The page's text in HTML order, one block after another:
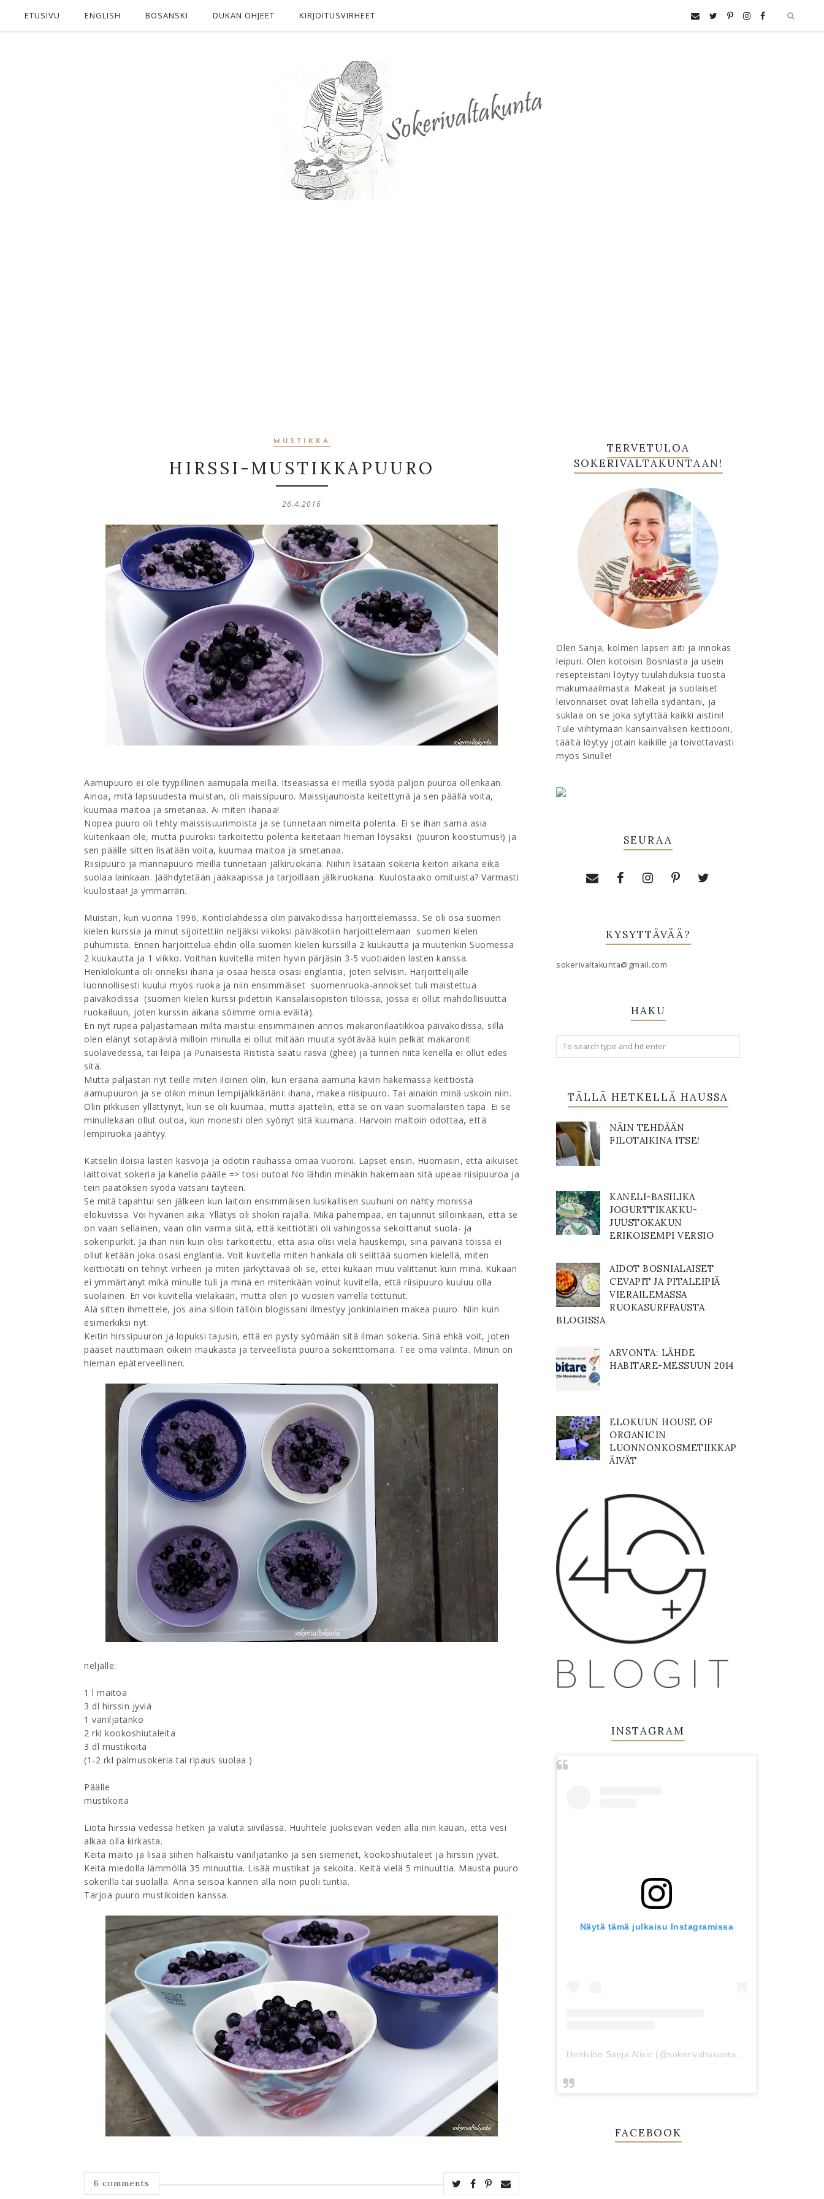
ETUSIVU ENGLISH BOSANSKI DUKAN OHJEET KIRJOITUSVIRHEET
MUSTIKKA
HIRSSI-MUSTIKKAPUURO
26.4.2016
Aamupuuro ei ole tyypillinen aamupala meillä. Itseasiassa ei meillä syödä paljon puuroa ollenkaan.
Ainoa, mitä lapsuudesta muistan, oli maissipuuro. Maissijauhoista keitettynä ja sen päällä voita,
kuumaa maitoa ja smetanaa. Ai miten ihanaa!
Nopea puuro oli tehty maissisuurimoista ja se tunnetaan nimeltä polenta. Ei se ihan sama asia
kuitenkaan ole, mutta puuroksi tarkoitettu polenta keitetään hieman löysäksi (puuron koostumus!) ja
sen päälle sitten lisätään voita, kuumaa maitoa ja smetanaa.
Riisipuuro ja mannapuuro meillä tunnetaan jälkiruokana. Niihin lisätään sokeria keiton aikana eikä
suolaa lainkaan. Jäähdytetään jääkaapissa ja tarjoillaan jälkiruokana. Kuulostaako omituista? Varmasti
kuulostaa! Ja ymmärrän.
Muistan, kun vuonna 1996, Kontiolahdessa olin päiväkodissa harjoittelemassa. Se oli osa suomen
kielen kurssia ja minut sijoitettiin neljäksi viikoksi päiväkotiin harjoittelemaan suomen kielen
puhumista. Ennen harjoittelua ehdin olla suomen kielen kurssilla 2 kuukautta ja muutenkin Suomessa
2 kuukautta ja 1 viikko. Voithan kuvitella miten hyvin pärjäsin 3-5 vuotiaiden lasten kanssa.
Henkilökunta oli onneksi ihana ja osaa heistä osasi englantia, joten selvisin. Harjoittelijalle
luonnollisesti kuului myös ruoka ja niin ensimmäiset suomenruoka-annokset tuli maistettua
päiväkodissa (suomen kielen kurssi pidettiin Kansalaisopiston tiloissa, jossa ei ollut mahdollisuutta
ruokailuun, joten kurssin aikana söimme omia eväitä).
En nyt rupea paljastamaan miltä maistui ensimmäinen annos makaronilaatikkoa päiväkodissa, sillä
olen elänyt sotapäiviä milloin minulla ei ollut mitään muuta syötävää kuin pelkät makaronit
suolavedessä, tai leipä ja Punaisesta Rististä saatu rasva (ghee) ja tunnen niitä kenellä ei ollut edes
sitä.
Mutta paljastan nyt teille miten iloinen olin, kun eräänä aamuna kävin hakemassa keittiöstä
aamupuuron ja se olikin minun lempijälkkäriäni: ihana, makea riisipuuro. Tai ainakin minä uskoin niin.
Olin pikkusen yllättynyt, kun se oli kuumaa, mutta ajattelin, että se on vaan suomalaisten tapa. Ei se
minullekaan ollut outoa, kun monesti olen syönyt sitä kuumana. Harvoin maltoin odottaa, että
lempiruoka jäähtyy.
Katselin iloisia lasten kasvoja ja odotin rauhassa omaa vuoroni. Lapset ensin. Huomasin, että aikuiset
laittoivat sokeria ja kanelia päälle => tosi outoa! No lähdin minäkin hakemaan sitä upeaa riisipuuroa ja
tein päätöksen syödä vatsani täyteen.
Se mitä tapahtui sen jälkeen kun laitoin ensimmäisen lusikallisen suuhuni on nähty monissa
elokuvissa. Voi hyvänen aika. Yllätys oli shokin rajalla. Mikä pahempaa, en tajunnut silloinkaan, että se
on vaan sellainen, vaan olin varma siitä, että keittiötäti oli vahingossa sekoittanut suola- ja
sokeripurkit. Ja ihan niin kuin olisi tarkoitettu, että asia olisi vielä hauskempi, sinä päivänä töissä ei
ollut ketään joka osasi englantia. Voit kuvitella miten hankala oli selittää suomen kielellä, miten
keittiötäti on tehnyt virheen ja miten järkyttävää oli se, ettei kukaan muu valittanut kuin minä. Kukaan
ei ymmärtänyt mikä minulle tuli ja minä en mitenkään voinut kuvitella, että riisipuuro kuuluu olla
suolainen. En voi kuvitella vieläkään, mutta olen jo vuosien varrella tottunut.
Älä sitten ihmettele, jos aina silloin tällöin blogissani ilmestyy jonkinlainen makea puuro. Niin kuin
esimerkiksi nyt.
Keitin hirssipuuron ja lopuksi tajusin, että en pysty syömään sitä ilman sokeria. Sinä ehkä voit, joten
pääset nauttimaan oikein maukasta ja terveellistä puuroa sokerittomana. Tee oma valinta. Minun on
hieman epäterveellinen.
neljälle:
1 l maitoa
3 dl hirssin jyviä
1 vaniljatanko
2 rkl kookoshiutaleita
3 dl mustikoita
(1-2 rkl palmusokeria tai ripaus suolaa )
Päälle
mustikoita
Liota hirssiä vedessä hetken ja valuta siivilässä. Huuhtele juoksevan veden alla niin kauan, että vesi
alkaa olla kirkasta.
Keitä maito ja lisää siihen halkaistu vaniljatanko ja sen siemenet, kookoshiutaleet ja hirssin jyvät.
Keitä miedolla lämmöllä 35 minuuttia. Lisää mustikat ja sekoita. Keitä vielä 5 minuuttia. Mausta puuro
sokerilla tai suolalla. Anna seisoa kannen alla noin puoli tuntia.
Tarjoa puuro mustikoiden kanssa.
6 comments
TERVETULOA
SOKERIVALTAKUNTAAN!
Olen Sanja, kolmen lapsen äiti ja innokas
leipuri. Olen kotoisin Bosniasta ja usein
resepteistäni löytyy tuulahduksia tuosta
makumaailmasta. Makeat ja suolaiset
leivonnaiset ovat lähellä sydäntäni, ja
suklaa on se joka sytyttää kaikki aistini!
Tule viihtymään kansainvälisen keittiööni,
täältä löytyy jotain kaikille ja toivottavasti
myös Sinulle!
SEURAA
KYSYTTÄVÄÄ?
sokerivaltakunta@gmail.com
HAKU
TÄLLÄ HETKELLÄ HAUSSA
NÄIN TEHDÄÄN
FILOTAIKINA ITSE!
KANELI-BASILIKA
JOGURTTIKAKKU-
JUUSTOKAKUN
ERIKOISEMPI VERSIO
AIDOT BOSNIALAISET
CEVAPIT JA PITALEIPIÄ
VIERAILEMASSA
RUOKASURFFAUSTA
BLOGISSA
ARVONTA: LÄHDE
HABITARE-MESSUUN 2014
ELOKUUN HOUSE OF
ORGANICIN
LUONNONKOSMETIIKKAP
ÄIVÄT
INSTAGRAM
Näytä tämä julkaisu Instagramissa
FACEBOOK